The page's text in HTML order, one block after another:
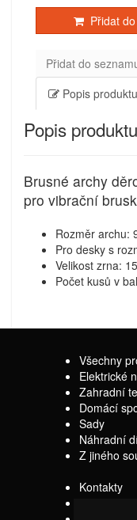
Přidat
Přidat do
Popis produktu
Popis produktu
Brusné archy
pro vibrační
Rozměr archu:
Pro desky s
Velikost zrna:
Počet kusů v
Všechny
Elektrické
Zahradní
Domácí
Sady
Náhradní
Z jiného
Kontakty